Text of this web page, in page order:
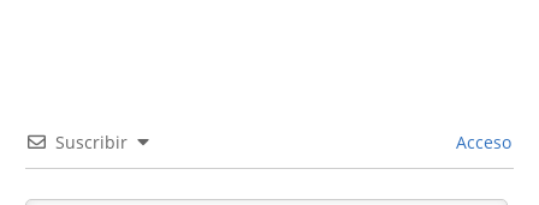
Suscribir Acceso